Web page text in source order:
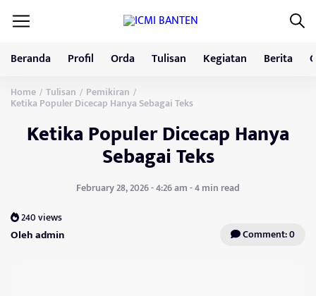
Beranda Profil Orda Tulisan Kegiatan Berita
Home / Tulisan / Pemikiran /
Ketika Populer Dicecap Hanya Sebagai Teks
Ketika Populer Dicecap Hanya
Sebagai Teks
February 28, 2026 - 4:26 am - 4 min read
240 views
Oleh admin Comment: 0